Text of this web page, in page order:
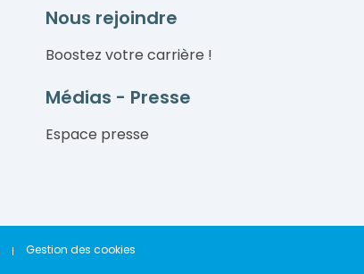
Nous rejoindre
Boostez votre carrière !
Médias - Presse
Espace presse
Gestion des cookies